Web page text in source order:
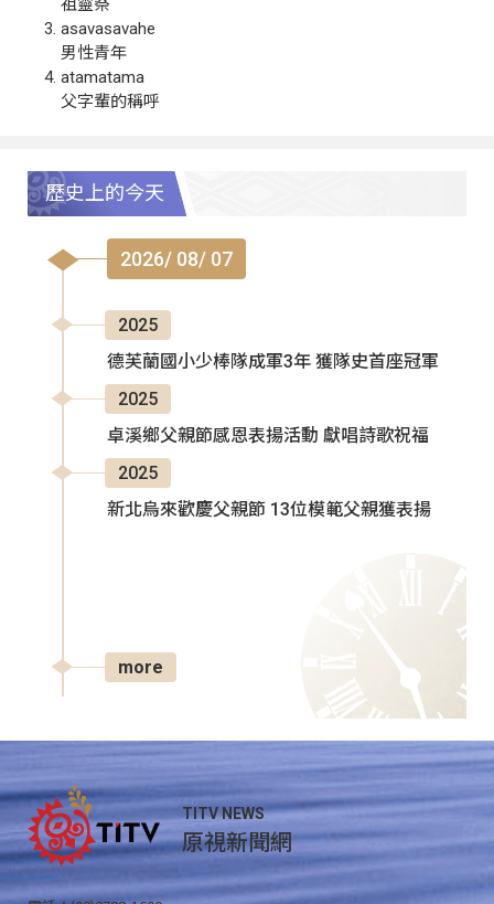
祖靈祭
asavasavahe
男性青年
atamatama
父字輩的稱呼
歷史上的今天
2026/ 08/ 07
2025
德芙蘭國小少棒隊成軍3年 獲隊史首座冠軍
2025
卓溪鄉父親節感恩表揚活動 獻唱詩歌祝福
2025
新北烏來歡慶父親節 13位模範父親獲表揚
more
TITV NEWS
原視新聞網